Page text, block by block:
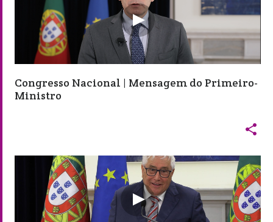
Congresso Nacional | Mensagem do Primeiro-
Ministro
